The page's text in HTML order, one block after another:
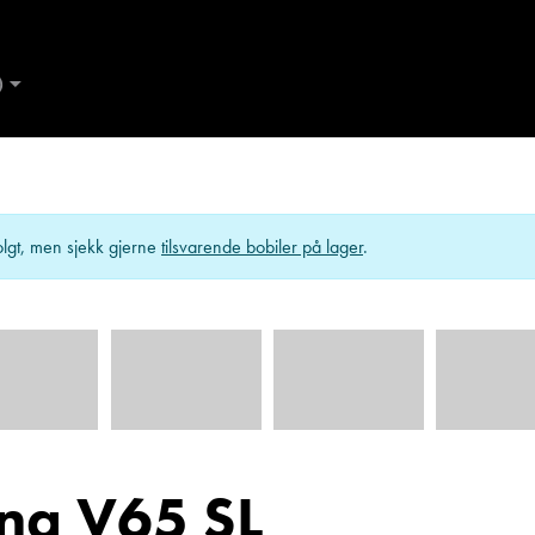
Trine Dahl
men sjekk gjerne tilsvarende bobiler på lager.
V65 SL